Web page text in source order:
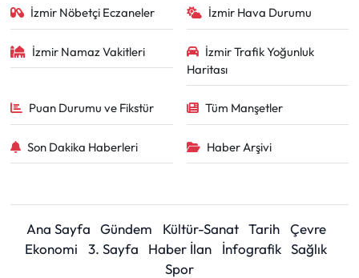
İzmir Nöbetçi Eczaneler İzmir Hava Durumu
İzmir Namaz Vakitleri
İzmir Trafik Yoğunluk
Haritası
Puan Durumu ve Fikstür Tüm Manşetler
Son Dakika Haberleri Haber Arşivi
Ana Sayfa Gündem Kültür-Sanat Tarih
Çevre
Ekonomi
3. Sayfa Haber İlan İnfografik Sağlık
Spor